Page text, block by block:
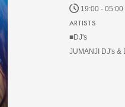
19:00 - 05:00
ARTISTS
■DJ's
JUMANJI DJ's &